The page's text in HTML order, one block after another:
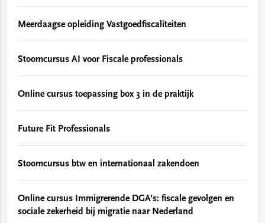
Meerdaagse opleiding Vastgoedfiscaliteiten
Stoomcursus AI voor Fiscale professionals
Online cursus toepassing box 3 in de praktijk
Future Fit Professionals
Stoomcursus btw en internationaal zakendoen
Online cursus Immigrerende DGA’s: fiscale gevolgen en
sociale zekerheid bij migratie naar Nederland